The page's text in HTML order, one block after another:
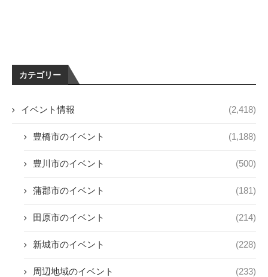
カテゴリー
イベント情報 (2,418)
豊橋市のイベント (1,188)
豊川市のイベント (500)
蒲郡市のイベント (181)
田原市のイベント (214)
新城市のイベント (228)
周辺地域のイベント (233)